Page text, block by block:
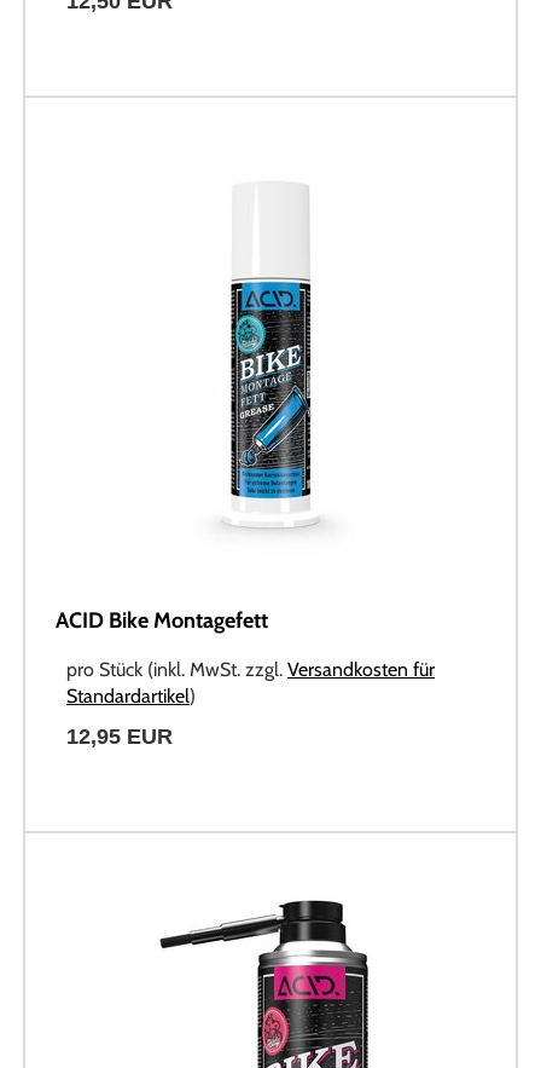
ACID Bike Montagefett
pro Stück (inkl. MwSt. zzgl. Versandkosten für
Standardartikel)
12,95 EUR